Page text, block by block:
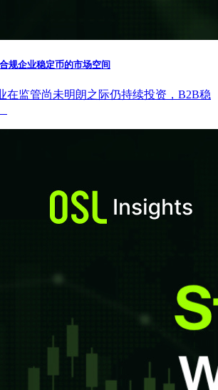
规企业稳定币的市场空间
在监管尚未明朗之际仍持续投资，B2B稳